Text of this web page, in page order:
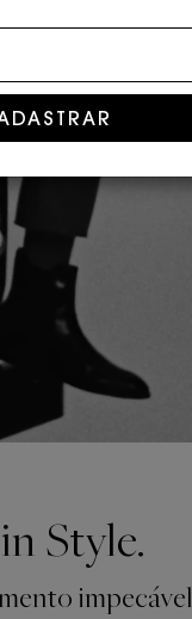
in Style.
impecável